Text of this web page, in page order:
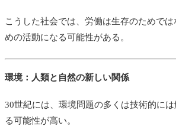
こうした社会では、労働は生存のためで
めの活動になる可能性がある。
環境：人類と自然の新しい関係
30世紀には、環境問題の多くは技術的に
る可能性が高い。